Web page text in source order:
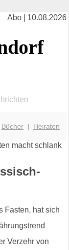
Abo | 10.08.2026
Bücher | Heiraten
Fasten, hat sich
Verzehr von